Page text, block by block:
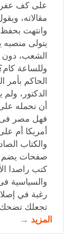
على كف
مقالاته،
وانتهت بحفظ
يتولى
الشعب، دون
وللساعة
الحاكم بأمر
الدكتور،
أن نحمله على
فهل مصر فى
أمريكا أم
كتب راصدا
والسياسية
رغبة في
تجعلك تضحك
المزيد →